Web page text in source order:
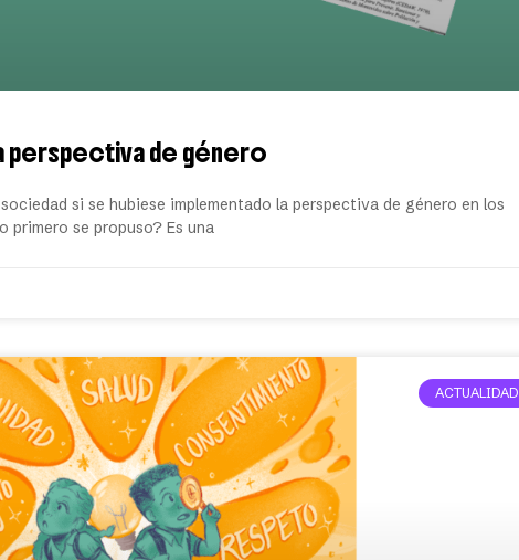
perspectiva de género
si se hubiese implementado la perspectiva de género en los
primero se propuso? Es una
ACTUALIDAD